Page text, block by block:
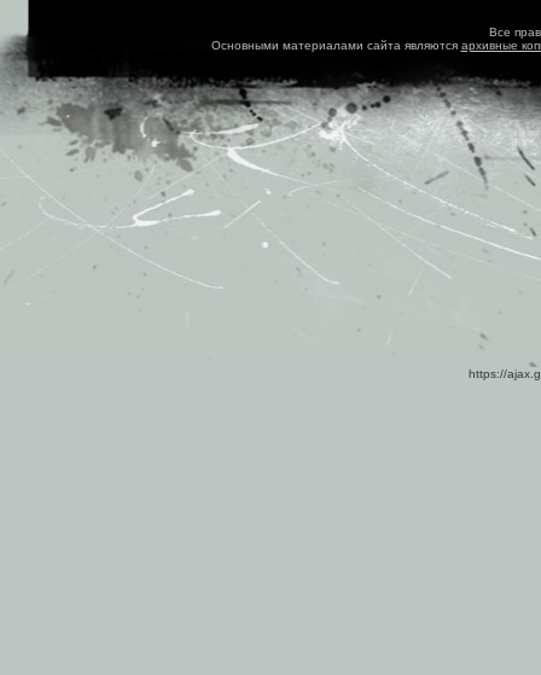
Все
Основными материалами сайта являются архивные
https://